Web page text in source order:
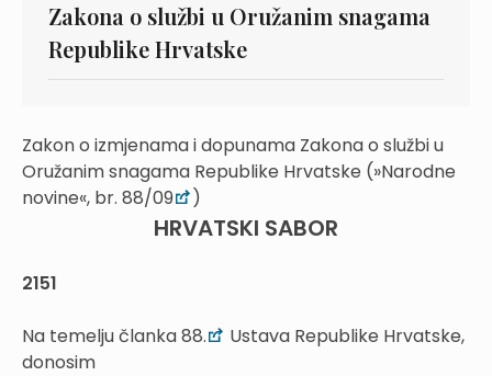
Zakona o službi u Oružanim snagama
Republike Hrvatske
Zakon o izmjenama i dopunama Zakona o službi u
Oružanim snagama Republike Hrvatske (»Narodne
novine«, br. 88/09
)
HRVATSKI SABOR
2151
Na temelju članka 88.
Ustava Republike Hrvatske,
donosim